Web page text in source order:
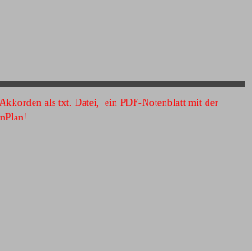
als txt. Datei, ein PDF-Notenblatt mit der